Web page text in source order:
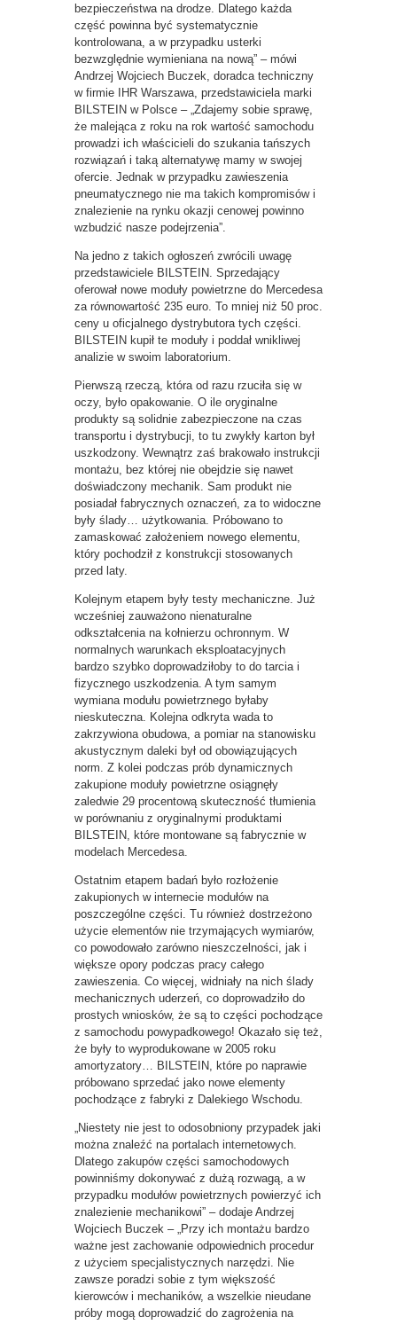
bezpieczeństwa na drodze. Dlatego każda
część powinna być systematycznie
kontrolowana, a w przypadku usterki
bezwzględnie wymieniana na nową” – mówi
Andrzej Wojciech Buczek, doradca techniczny
w firmie IHR Warszawa, przedstawiciela marki
BILSTEIN w Polsce – „Zdajemy sobie sprawę,
że malejąca z roku na rok wartość samochodu
prowadzi ich właścicieli do szukania tańszych
rozwiązań i taką alternatywę mamy w swojej
ofercie. Jednak w przypadku zawieszenia
pneumatycznego nie ma takich kompromisów i
znalezienie na rynku okazji cenowej powinno
wzbudzić nasze podejrzenia”.
Na jedno z takich ogłoszeń zwrócili uwagę
przedstawiciele BILSTEIN. Sprzedający
oferował nowe moduły powietrzne do Mercedesa
za równowartość 235 euro. To mniej niż 50 proc.
ceny u oficjalnego dystrybutora tych części.
BILSTEIN kupił te moduły i poddał wnikliwej
analizie w swoim laboratorium.
Pierwszą rzeczą, która od razu rzuciła się w
oczy, było opakowanie. O ile oryginalne
produkty są solidnie zabezpieczone na czas
transportu i dystrybucji, to tu zwykły karton był
uszkodzony. Wewnątrz zaś brakowało instrukcji
montażu, bez której nie obejdzie się nawet
doświadczony mechanik. Sam produkt nie
posiadał fabrycznych oznaczeń, za to widoczne
były ślady… użytkowania. Próbowano to
zamaskować założeniem nowego elementu,
który pochodził z konstrukcji stosowanych
przed laty.
Kolejnym etapem były testy mechaniczne. Już
wcześniej zauważono nienaturalne
odkształcenia na kołnierzu ochronnym. W
normalnych warunkach eksploatacyjnych
bardzo szybko doprowadziłoby to do tarcia i
fizycznego uszkodzenia. A tym samym
wymiana modułu powietrznego byłaby
nieskuteczna. Kolejna odkryta wada to
zakrzywiona obudowa, a pomiar na stanowisku
akustycznym daleki był od obowiązujących
norm. Z kolei podczas prób dynamicznych
zakupione moduły powietrzne osiągnęły
zaledwie 29 procentową skuteczność tłumienia
w porównaniu z oryginalnymi produktami
BILSTEIN, które montowane są fabrycznie w
modelach Mercedesa.
Ostatnim etapem badań było rozłożenie
zakupionych w internecie modułów na
poszczególne części. Tu również dostrzeżono
użycie elementów nie trzymających wymiarów,
co powodowało zarówno nieszczelności, jak i
większe opory podczas pracy całego
zawieszenia. Co więcej, widniały na nich ślady
mechanicznych uderzeń, co doprowadziło do
prostych wniosków, że są to części pochodzące
z samochodu powypadkowego! Okazało się też,
że były to wyprodukowane w 2005 roku
amortyzatory… BILSTEIN, które po naprawie
próbowano sprzedać jako nowe elementy
pochodzące z fabryki z Dalekiego Wschodu.
„Niestety nie jest to odosobniony przypadek jaki
można znaleźć na portalach internetowych.
Dlatego zakupów części samochodowych
powinniśmy dokonywać z dużą rozwagą, a w
przypadku modułów powietrznych powierzyć ich
znalezienie mechanikowi” – dodaje Andrzej
Wojciech Buczek – „Przy ich montażu bardzo
ważne jest zachowanie odpowiednich procedur
z użyciem specjalistycznych narzędzi. Nie
zawsze poradzi sobie z tym większość
kierowców i mechaników, a wszelkie nieudane
próby mogą doprowadzić do zagrożenia na